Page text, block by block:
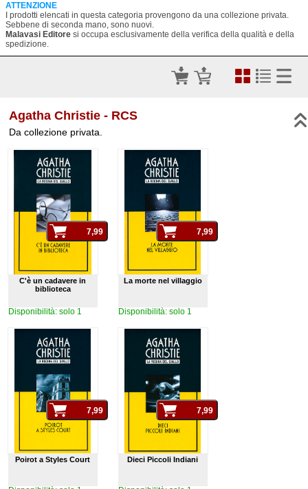
ATTENZIONE
I prodotti elencati in questa categoria provengono da una collezione privata.
Sebbene di seconda mano, sono nuovi.
Malavasi Editore si occupa esclusivamente della verifica della qualità e della
spedizione.
Agatha Christie - RCS
Da collezione privata.
C'è un cadavere in
biblioteca
Disponibilità: solo 1
La morte nel villaggio
Disponibilità: solo 1
Poirot a Styles Court Dieci Piccoli Indiani